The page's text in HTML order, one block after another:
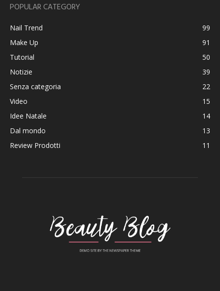
POPULAR CATEGORY
Nail Trend
99
Make Up
91
Tutorial
50
Notizie
39
Senza categoria
22
Video
15
Idee Natale
14
Dal mondo
13
Review Prodotti
11